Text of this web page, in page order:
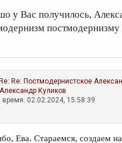
у Вас получилось,
постмодернизму
Re: Re: Постмодернистское
Александр Куликов
время: 02.02.2024, 15:58:39
Ева. Стараемся, создаем